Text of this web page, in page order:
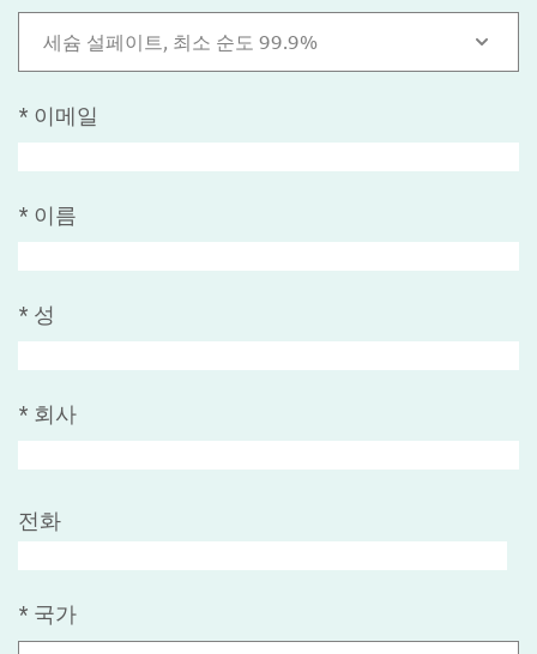
세슘 설페이트, 최소 순도 99.9%
* 이메일
* 이름
* 성
* 회사
전화
* 국가